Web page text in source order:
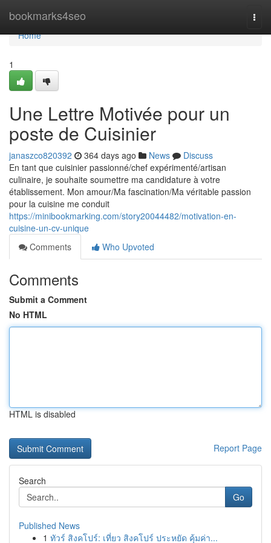
bookmarks4seo
Home
Home
1
Une Lettre Motivée pour un
poste de Cuisinier
janaszco820392 364 days ago News
Discuss
En tant que cuisinier passionné/chef expérimenté/artisan
culinaire, je souhaite soumettre ma candidature à votre
établissement. Mon amour/Ma fascination/Ma véritable passion
pour la cuisine me conduit
https://minibookmarking.com/story20044482/motivation-en-
cuisine-un-cv-unique
Comments
Who Upvoted
Comments
Submit a Comment
No HTML
HTML is disabled
Report Page
Search
Go
Published News
1 ทัวร์ สิงคโปร์: เที่ยว สิงคโปร์ ประหยัด คุ้มค่า...